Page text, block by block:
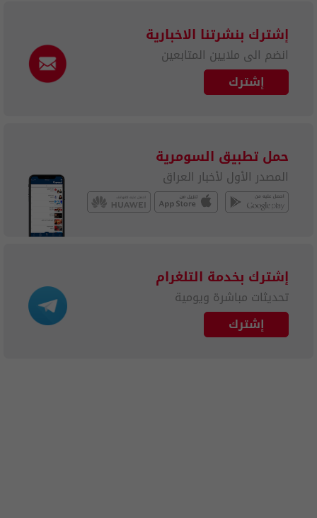
إشترك بنشرتنا الاخبارية
انضم الى ملايين المتابعين
إشترك
حمل تطبيق السومرية
المصدر الأول لأخبار العراق
إشترك بخدمة التلغرام
تحديثات مباشرة ويومية
إشترك